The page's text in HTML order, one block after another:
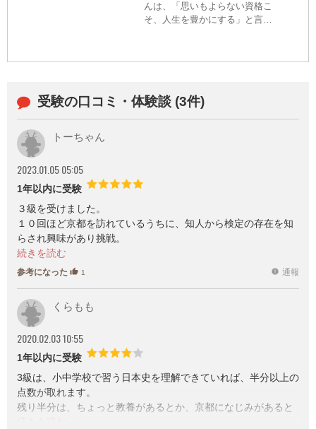
んは、「思いもよらない資格こ
そ、人生を豊かにする」と言
を紹介いただいた！
受験の口コミ・体験談 (3件)
トーちゃん
2023.01.05 05:05
1年以内に受験
３級を受けました。
１０回ほど京都を訪れているうちに、知人から検定の存在を知
らされ興味があり挑戦。
テキストを購入して読んで少しだけ勉強しました。あとは何度
か訪れているうちに自然と身についた知識で上積みが出来てま
公開テーマは１０点の配点を占めるので見逃せません。
問題をよく見ると答え（のヒント？）が隠れてる事もあってサ
ービス問題かも知れませんよ。
参考になった thumb_up 1 report 通報
くらもも
2020.02.03 10:55
1年以内に受験
3級は、小中学校で習う日本史を理解できていれば、半分以上の
点数が取れます。
残り半分は、ちょっと教養があるとか、京都になじみがあると